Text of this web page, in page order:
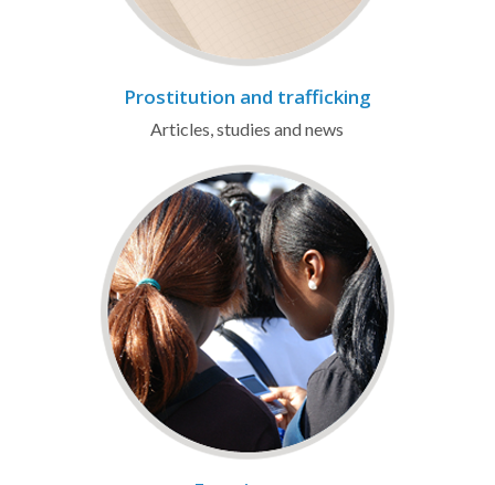
Prostitution and trafficking
Articles, studies and news